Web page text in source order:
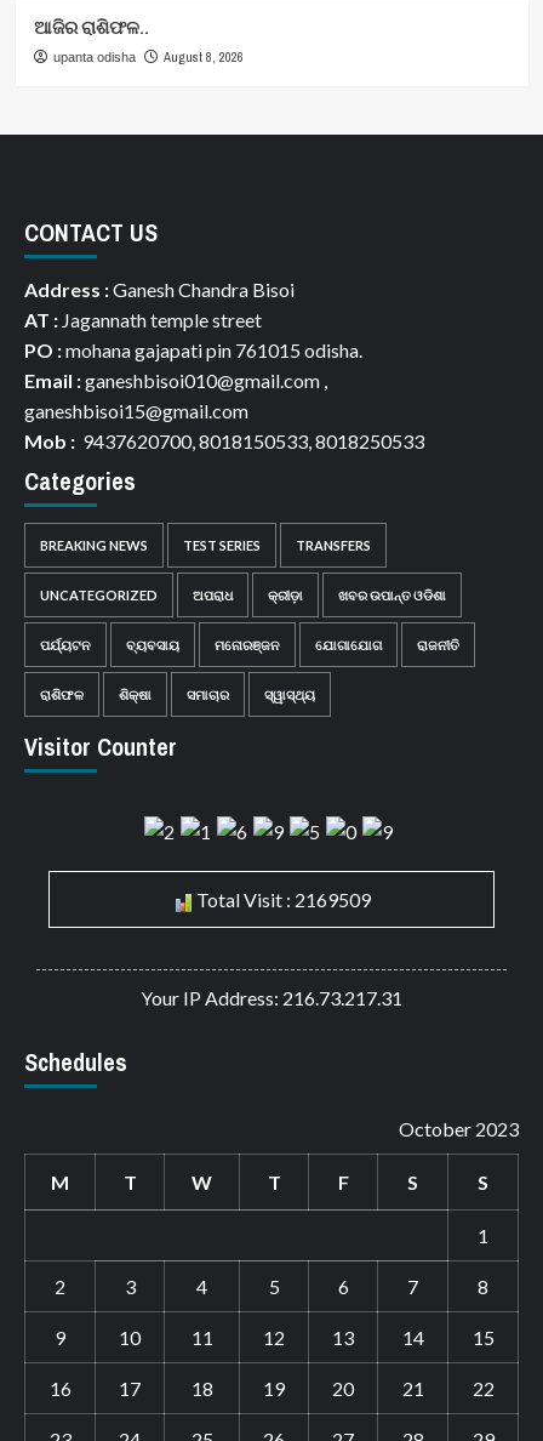
ଆଜିର ରାଶିଫଳ..
upanta odisha August 8, 2026
CONTACT US
Address :Ganesh Chandra Bisoi
AT : Jagannath temple street
PO :mohana gajapati pin 761015 odisha.
Email :ganeshbisoi010@gmail.com ,
ganeshbisoi15@gmail.com
Mob : 9437620700, 8018150533, 8018250533
Categories
BREAKING NEWS TEST SERIES TRANSFERS
UNCATEGORIZED ଅପରାଧ କ୍ରୀଡ଼ା ଖବର ଉପାନ୍ତ ଓଡିଶା
ପର୍ଯ୍ୟଟନ ବ୍ୟବସାୟ ମନୋରଞ୍ଜନ ଯୋଗାଯୋଗ ରାଜନୀତି
ରାଶିଫଳ ଶିକ୍ଷା ସମାଚାର ସ୍ୱାସ୍ଥ୍ୟ
Visitor Counter
Total Visit : 2169509
Your IP Address: 216.73.217.31
Schedules
October 2023
M T W T F S S
1
2 3 4 5 6 7 8
9 10 11 12 13 14 15
16 17 18 19 20 21 22